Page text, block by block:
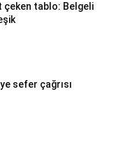
çeken tablo: Belgeli
sefer çağrısı